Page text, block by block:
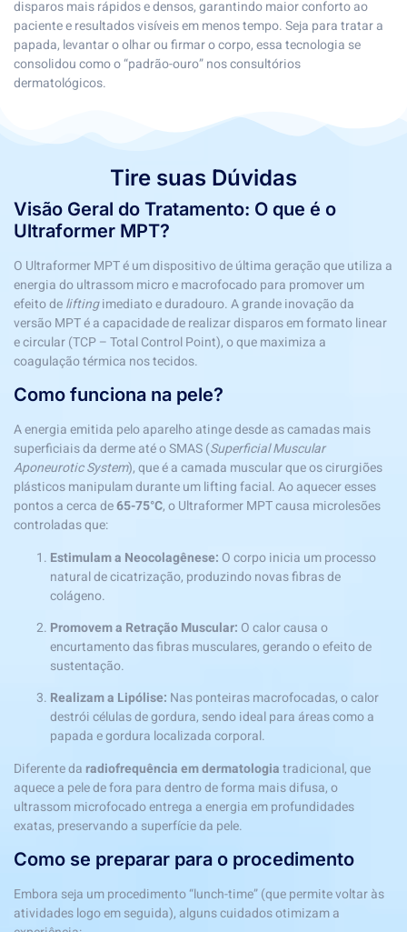
disparos mais rápidos e densos, garantindo maior conforto ao
paciente e resultados visíveis em menos tempo. Seja para tratar a
papada, levantar o olhar ou firmar o corpo, essa tecnologia se
consolidou como o “padrão-ouro” nos consultórios
dermatológicos.
Tire suas Dúvidas
Visão Geral do Tratamento: O que é o
Ultraformer MPT?
O Ultraformer MPT é um dispositivo de última geração que utiliza a
energia do ultrassom micro e macrofocado para promover um
efeito deliftingimediato e duradouro. A grande inovação da
versão MPT é a capacidade de realizar disparos em formato linear
e circular (TCP – Total Control Point), o que maximiza a
coagulação térmica nos tecidos.
Como funciona na pele?
A energia emitida pelo aparelho atinge desde as camadas mais
superficiais da derme até o SMAS (Superficial Muscular
Aponeurotic System), que é a camada muscular que os cirurgiões
plásticos manipulam durante um lifting facial. Ao aquecer esses
pontos a cerca de65-75°C, o Ultraformer MPT causa microlesões
controladas que:
Estimulam a Neocolagênese: O corpo inicia um processo
natural de cicatrização, produzindo novas fibras de
colágeno.
Promovem a Retração Muscular: O calor causa o
encurtamento das fibras musculares, gerando o efeito de
sustentação.
Realizam a Lipólise: Nas ponteiras macrofocadas, o calor
destrói células de gordura, sendo ideal para áreas como a
papada e gordura localizada corporal.
Diferente da radiofrequência em dermatologiatradicional, que
aquece a pele de fora para dentro de forma mais difusa, o
ultrassom microfocado entrega a energia em profundidades
exatas, preservando a superfície da pele.
Como se preparar para o procedimento
Embora seja um procedimento “lunch-time” (que permite voltar às
atividades logo em seguida), alguns cuidados otimizam a